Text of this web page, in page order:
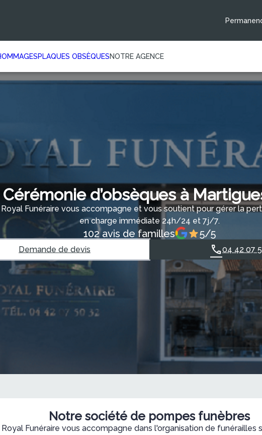
PLAQUES OBSÈQUESNOTRE AGENCE
Cérémonie d’obsèques à
Funéraire vous accompagne et vous soutient pour gérer la
en charge immédiate 24h/24 et 7j/7.
102 avis de familles 5/5
Demande de devis 04 42 07
Notre société de pompes funèbres
Funéraire vous accompagne dans l'organisation de funérailles